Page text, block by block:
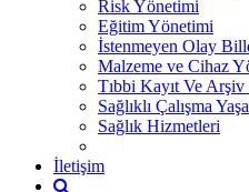
Risk Yönetimi
Eğitim Yönetimi
İstenmeyen Olay
Malzeme ve Cihaz
Tıbbi Kayıt Ve
Sağlıklı Çalışma
Sağlık Hizmetleri
İletişim